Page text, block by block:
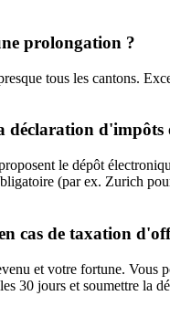
prolongation ?
tous les cantons.
déclaration d'impôts
le dépôt
(par ex. Zurich
cas de taxation
et votre fortune. Vous
30 jours et soumettre la